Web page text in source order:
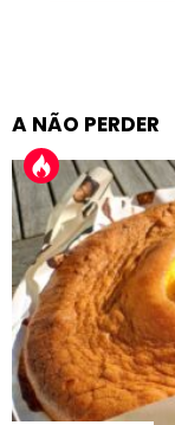
A NÃO PERDER